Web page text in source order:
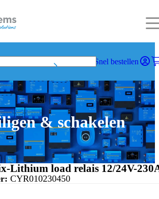
Snel bestellen
& schakelen
Lithium load relais 12/24V-
CYR010230450